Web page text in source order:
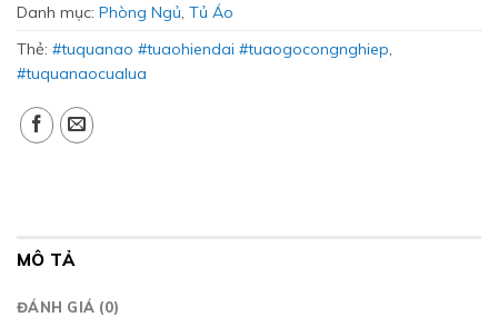
Danh mục: Phòng Ngủ, Tủ Áo
Thẻ: #tuquanao #tuaohiendai #tuaogocongnghiep,
#tuquanaocualua
MÔ TẢ
ĐÁNH GIÁ (0)